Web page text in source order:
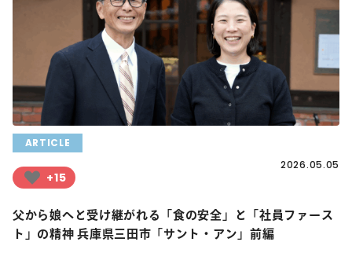
ARTICLE
+15
2026.05.05
父から娘へと受け継がれる「食の安全」と「社員ファース
ト」の精神 兵庫県三田市「サント・アン」前編